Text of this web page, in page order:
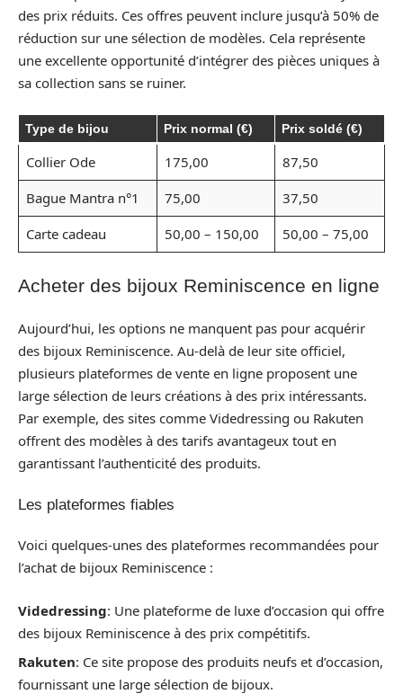
des prix réduits. Ces offres peuvent inclure jusqu’à 50% de
réduction sur une sélection de modèles. Cela représente
une excellente opportunité d’intégrer des pièces uniques à
sa collection sans se ruiner.
Type de bijou Prix normal (€) Prix soldé (€)
Collier Ode 175,00
87,50
Bague Mantra n°1
75,00
37,50
Carte cadeau
50,00 – 150,00 50,00 – 75,00
Acheter des bijoux Reminiscence en ligne
Aujourd’hui, les options ne manquent pas pour acquérir
des bijoux Reminiscence. Au-delà de leur site officiel,
plusieurs plateformes de vente en ligne proposent une
large sélection de leurs créations à des prix intéressants.
Par exemple, des sites comme Videdressing ou Rakuten
offrent des modèles à des tarifs avantageux tout en
garantissant l’authenticité des produits.
Les plateformes fiables
Voici quelques-unes des plateformes recommandées pour
l’achat de bijoux Reminiscence :
Videdressing: Une plateforme de luxe d’occasion qui offre
des bijoux Reminiscence à des prix compétitifs.
Rakuten: Ce site propose des produits neufs et d’occasion,
fournissant une large sélection de bijoux.